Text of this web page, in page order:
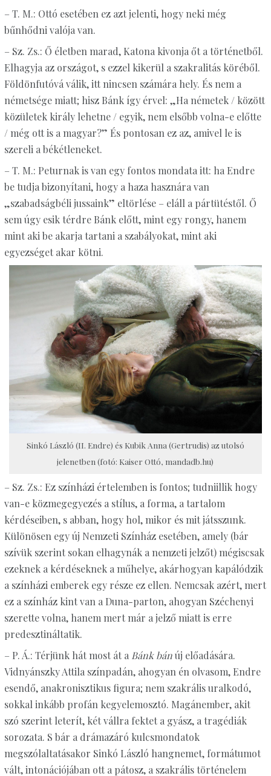
– T. M.: Ottó esetében ez azt jelenti, hogy neki még
bűnhődni valója van.
– Sz. Zs.: Ő életben marad, Katona kivonja őt a történetből.
Elhagyja az országot, s ezzel kikerül a szakralitás köréből.
Földönfutóvá válik, itt nincsen számára hely. És nem a
németsége miatt; hisz Bánk így érvel: „Ha németek / között
közületek király lehetne / egyik, nem elsőbb volna-e előtte
/ még ott is a magyar?” És pontosan ez az, amivel le is
szereli a békétleneket.
– T. M.: Peturnak is van egy fontos mondata itt: ha Endre
be tudja bizonyítani, hogy a haza hasznára van
„szabadságbéli jussaink” eltörlése – eláll a pártütéstől. Ő
sem úgy esik térdre Bánk előtt, mint egy rongy, hanem
mint aki be akarja tartani a szabályokat, mint aki
egyezséget akar kötni.
Sinkó László (II. Endre) és Kubik Anna (Gertrudis) az utolsó
jelenetben (fotó: Kaiser Ottó, mandadb.hu)
– Sz. Zs.: Ez színházi értelemben is fontos; tudniillik hogy
van-e közmegegyezés a stílus, a forma, a tartalom
kérdéseiben, s abban, hogy hol, mikor és mit játsszunk.
Különösen egy új Nemzeti Színház esetében, amely (bár
szívük szerint sokan elhagynák a nemzeti jelzőt) mégiscsak
ezeknek a kérdéseknek a műhelye, akárhogyan kapálódzik
a színházi emberek egy része ez ellen. Nemcsak azért, mert
ez a színház kint van a Duna-parton, ahogyan Széchenyi
szerette volna, hanem mert már a jelző miatt is erre
predesztináltatik.
– P. Á.: Térjünk hát most át a Bánk bánúj előadására.
Vidnyánszky Attila színpadán, ahogyan én olvasom, Endre
esendő, anakronisztikus figura; nem szakrális uralkodó,
sokkal inkább profán kegyelemosztó. Magánember, akit
szó szerint leterít, két vállra fektet a gyász, a tragédiák
sorozata. S bár a drámazáró kulcsmondatok
megszólaltatásakor Sinkó László hangnemet, formátumot
vált, intonációjában ott a pátosz, a szakrális történelem